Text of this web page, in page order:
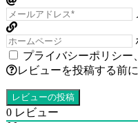
プライバシーポリシー
レビューを投稿する前
0 レビュー